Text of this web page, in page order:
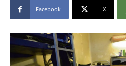
Facebook X